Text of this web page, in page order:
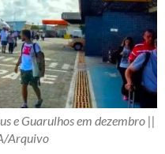
e Guarulhos em dezembro ||
Arquivo